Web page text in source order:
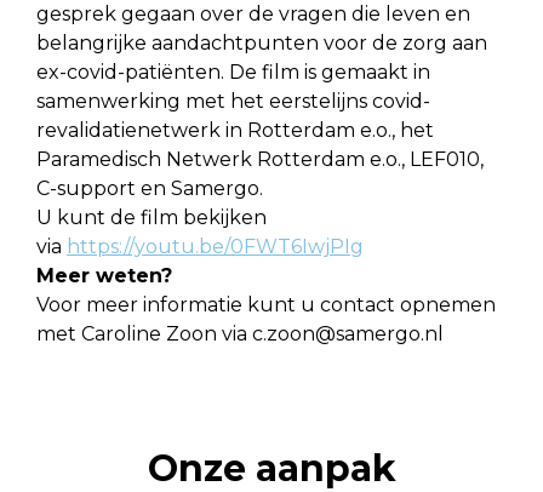
gesprek gegaan over de vragen die leven en
belangrijke aandachtpunten voor de zorg aan
ex-covid-patiënten. De film is gemaakt in
samenwerking met het eerstelijns covid-
revalidatienetwerk in Rotterdam e.o., het
Paramedisch Netwerk Rotterdam e.o., LEF010,
C-support en Samergo.
U kunt de film bekijken
via https://youtu.be/0FWT6IwjPIg
Meer weten?
Voor meer informatie kunt u contact opnemen
met Caroline Zoon via c.zoon@samergo.nl
Onze aanpak